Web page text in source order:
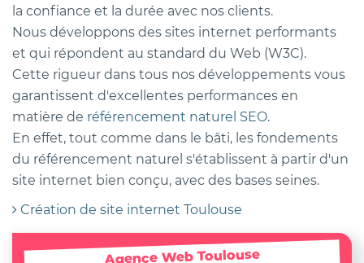
la confiance et la durée avec nos clients.
Nous développons des sites internet performants
et qui répondent au standard du Web (W3C).
Cette rigueur dans tous nos développements vous
garantissent d'excellentes performances en
matière de référencement naturel SEO.
En effet, tout comme dans le bâti, les fondements
du référencement naturel s'établissent à partir d'un
site internet bien conçu, avec des bases seines.
Création de site internet Toulouse
Agence Web Toulouse